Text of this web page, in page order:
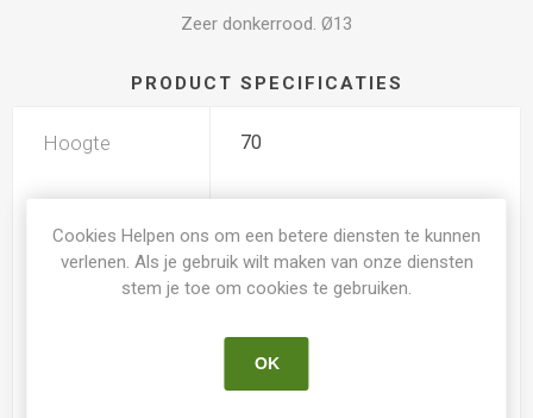
Zeer donkerrood. Ø13
PRODUCT SPECIFICATIES
Hoogte 70
Dubbele bloem Nee
13.0
Cookies Helpen ons om een betere diensten te kunnen
verlenen. Als je gebruik wilt maken van onze diensten
stem je toe om cookies te gebruiken.
OK